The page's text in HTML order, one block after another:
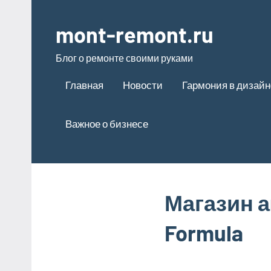
содержимому
mont-remont.ru
Блог о ремонте своими руками
Главная Новости Гармония в
Важное о бизнесе
Магазин
Formula